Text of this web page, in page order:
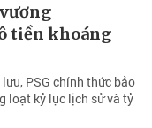
tiền khoáng
PSG chính thức bảo
loạt kỷ lục lịch sử và tỷ